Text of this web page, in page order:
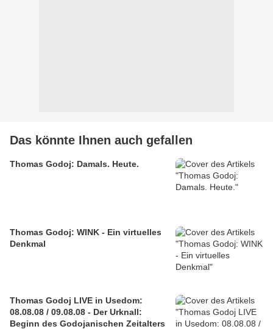
Das könnte Ihnen auch gefallen
Thomas Godoj: Damals. Heute.
Thomas Godoj: WINK - Ein virtuelles
Denkmal
Thomas Godoj LIVE in Usedom:
08.08.08 / 09.08.08 - Der Urknall:
Beginn des Godojanischen Zeitalters